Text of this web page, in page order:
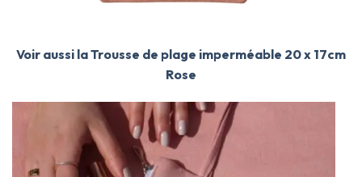
Voir aussi la Trousse de plage imperméable 20 x 17cm
Rose